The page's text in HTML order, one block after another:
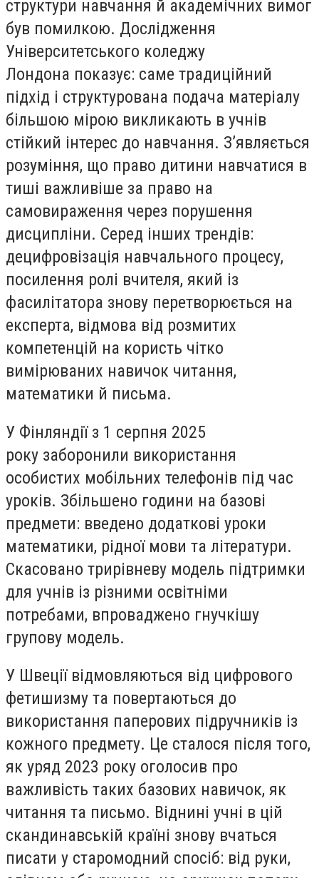
структури навчання й академічних вимог
був помилкою. Дослідження
Університетського коледжу
Лондона показує: саме традиційний
підхід і структурована подача матеріалу
більшою мірою викликають в учнів
стійкий інтерес до навчання. З’являється
розуміння, що право дитини навчатися в
тиші важливіше за право на
самовираження через порушення
дисципліни. Серед інших трендів:
децифровізація навчального процесу,
посилення ролі вчителя, який із
фасилітатора знову перетворюється на
експерта, відмова від розмитих
компетенцій на користь чітко
вимірюваних навичок читання,
математики й письма.
У Фінляндії з 1 серпня 2025
року заборонили використання
особистих мобільних телефонів під час
уроків. Збільшено години на базові
предмети: введено додаткові уроки
математики, рідної мови та літератури.
Скасовано трирівневу модель підтримки
для учнів із різними освітніми
потребами, впроваджено гнучкішу
групову модель.
У Швеції відмовляються від цифрового
фетишизму та повертаються до
використання паперових підручників із
кожного предмету. Це сталося після того,
як уряд 2023 року оголосив про
важливість таких базових навичок, як
читання та письмо. Віднині учні в цій
скандинавській країні знову вчаться
писати у старомодний спосіб: від руки,